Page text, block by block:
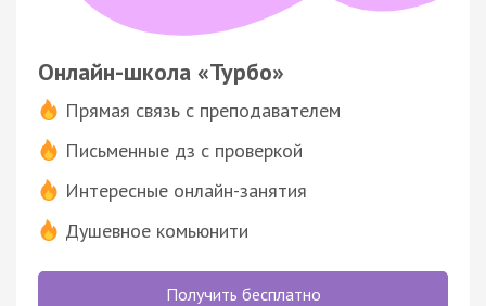
Онлайн-школа «Турбо»
Прямая связь с преподавателем
Письменные дз с проверкой
Интересные онлайн-занятия
Душевное комьюнити
Получить бесплатно